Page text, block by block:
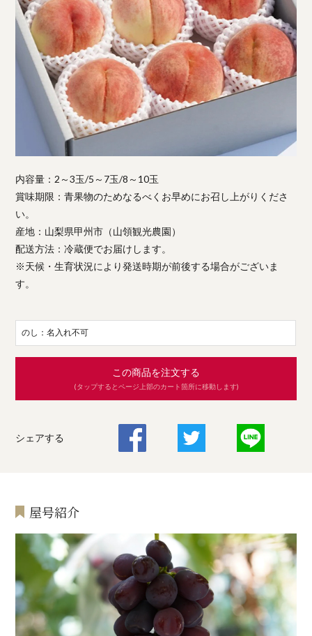
内容量：2～3玉/5～7玉/8～10玉
賞味期限：青果物のためなるべくお早めにお召し上がりくださ
い。
産地：山梨県甲州市（山領観光農園）
配送方法：冷蔵便でお届けします。
※天候・生育状況により発送時期が前後する場合がございま
す。
のし：名入れ不可
この商品を注文する
(タップするとページ上部のカート箇所に移動します)
シェアする
屋号紹介